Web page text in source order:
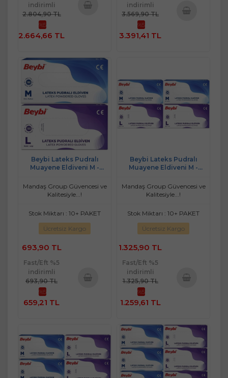
indirimli
2.804,90 TL
%5
2.664,66 TL
indirimli
3.569,90 TL
%5
3.391,41 TL
Beybi Lateks Pudralı
Muayene Eldiveni M -
Büyük Karma 200 Lü Set
Mandaş Group Güvencesi ve
Kalitesiyle...!
Stok Miktarı : 10+ PAKET
Ücretsiz Kargo
693,90 TL
Fast/Eft %5
indirimli
693,90 TL
%5
659,21 TL
Beybi Lateks Pudralı
Muayene Eldiveni M -
Büyük Karma 400 Lü Set
Mandaş Group Güvencesi ve
Kalitesiyle...!
Stok Miktarı : 10+ PAKET
Ücretsiz Kargo
1.325,90 TL
Fast/Eft %5
indirimli
1.325,90 TL
%5
1.259,61 TL